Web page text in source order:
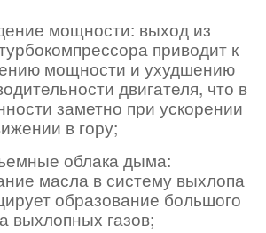
мощности: выход из
приводит к
мощности и ухудшению
двигателя, что в
заметно при ускорении
в гору;
облака дыма:
масла в систему выхлопа
образование большого
выхлопных газов;